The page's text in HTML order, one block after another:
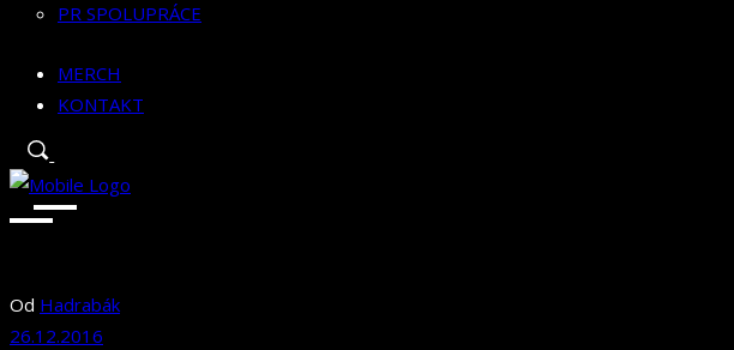
PR SPOLUPRÁCE
MERCH
KONTAKT
Od Hadrabák
26.12.2016